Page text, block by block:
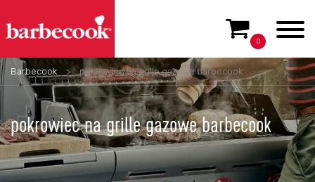
0
Barbecook > pokrowiec na grille gazowe barbecook
pokrowiec na grille gazowe barbecook